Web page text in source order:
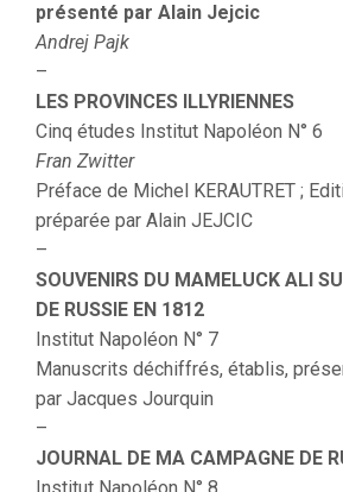
présenté par Alain Jejcic
Andrej Pajk
–
LES PROVINCES ILLYRIENNES
Cinq études Institut Napoléon N° 6
Fran Zwitter
Préface de Michel KERAUTRET ;
préparée par Alain JEJCIC
–
SOUVENIRS DU MAMELUCK ALI
DE RUSSIE EN 1812
Institut Napoléon N° 7
Manuscrits déchiffrés, établis,
par Jacques Jourquin
–
JOURNAL DE MA CAMPAGNE DE